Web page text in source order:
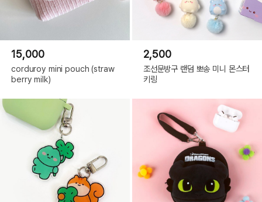
15,000
corduroy mini pouch (straw
berry milk)
2,500
조선문방구 랜덤 뽀송 미니 몬스터
키링